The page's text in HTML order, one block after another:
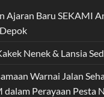
Ajaran Baru SEKAMI
Nenek & Lansia
Warnai Jalan
Perayaan Pesta